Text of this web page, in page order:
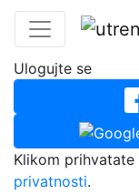
Ulogujte se
Klikom prihvatate
privatnosti.